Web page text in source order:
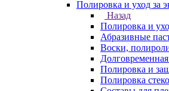
Полировка и уход за
Назад
Полировка и
Абразивные
Воски,
Полировка и
Полировка